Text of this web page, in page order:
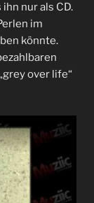
nur als CD.
im
könnte.
over life“